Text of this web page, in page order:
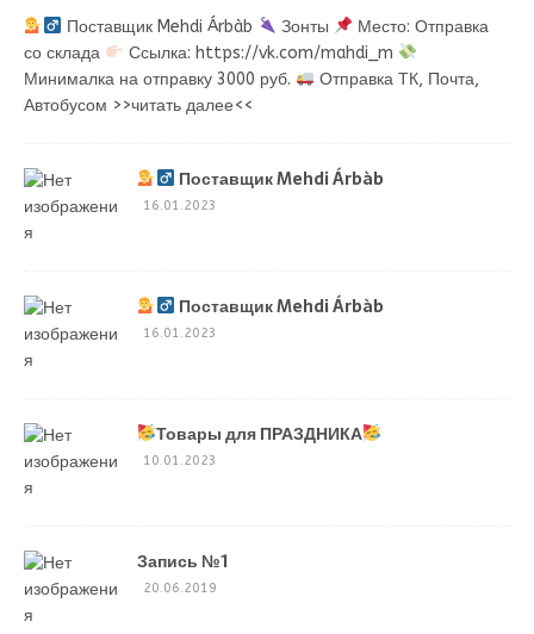
Поставщик Mehdi Árbàb Зонты
Место: Отправка
со склада
Ссылка: https://vk.com/mahdi_m
Минималка на отправку 3000 руб.
Отправка ТК, Почта,
Автобусом >>читать далее<<
Поставщик Mehdi Árbàb
16.01.2023
Поставщик Mehdi Árbàb
16.01.2023
Товары для ПРАЗДНИКА
10.01.2023
Запись №1
20.06.2019